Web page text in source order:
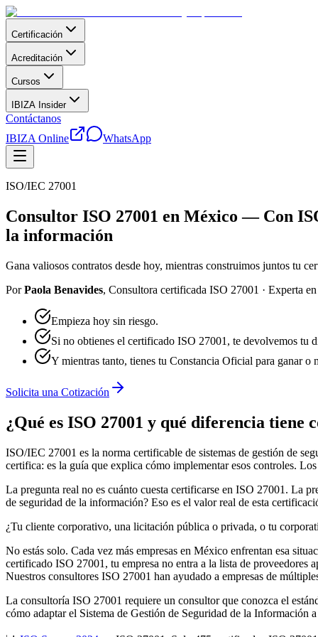
Certificación
Acreditación
Cursos
IBIZA Insider
Contáctanos
IBIZA Online
WhatsApp
ISO/IEC 27001
Consultor ISO 27001 en México — Con
la información
Gana valiosos contratos desde hoy, mientras construimos juntos tu
Por Paola Benavides, Consultora certificada ISO 27001 · Experta
Empieza hoy sin riesgo.
Si no obtienes el certificado ISO 27001, te devolvemos tu
Y mientras tanto, tienes tu Constancia Oficial para ganar o
Solicita una Cotización
¿Qué es ISO 27001 y qué diferencia tiene
ISO/IEC 27001 es la norma certificable de sistemas de gestión de
certifica: es la guía que explica cómo implementar esos controles.
La pregunta real no es cuánto cuesta certificarse en ISO 27001. La
de seguridad de la información? Eso es el valor real de esta
¿Tu cliente corporativo, una licitación pública o privada, o tu
No estás solo. Cada vez más empresas en México enfrentan esa
certificado ISO 27001, tu empresa no entra a la lista de proveedores
Nuestros consultores ISO 27001 han ayudado a empresas de
La consultoría ISO 27001 requiere un consultor que conozca el
cómo adaptar el Sistema de Gestión de Seguridad de la